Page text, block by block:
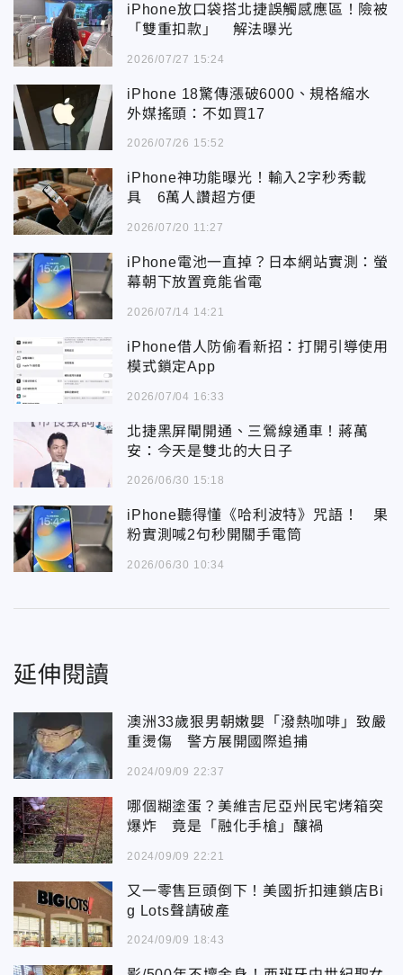
iPhone放口袋搭北捷誤觸感應區！險被
「雙重扣款」 解法曝光
2026/07/27 15:24
iPhone 18驚傳漲破6000、規格縮水
外媒搖頭：不如買17
2026/07/26 15:52
iPhone神功能曝光！輸入2字秒秀載
具 6萬人讚超方便
2026/07/20 11:27
iPhone電池一直掉？日本網站實測：螢
幕朝下放置竟能省電
2026/07/14 14:21
iPhone借人防偷看新招：打開引導使用
模式鎖定App
2026/07/04 16:33
北捷黑屏閘開通、三鶯線通車！蔣萬
安：今天是雙北的大日子
2026/06/30 15:18
iPhone聽得懂《哈利波特》咒語！ 果
粉實測喊2句秒開關手電筒
2026/06/30 10:34
延伸閱讀
澳洲33歲狠男朝嫩嬰「潑熱咖啡」致嚴
重燙傷 警方展開國際追捕
2024/09/09 22:37
哪個糊塗蛋？美維吉尼亞州民宅烤箱突
爆炸 竟是「融化手槍」釀禍
2024/09/09 22:21
又一零售巨頭倒下！美國折扣連鎖店Bi
g Lots聲請破產
2024/09/09 18:43